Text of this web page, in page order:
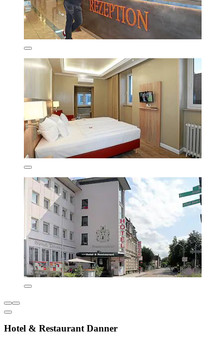
Hotel & Restaurant Danner